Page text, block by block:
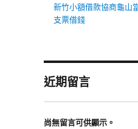
新竹小額借款協商龜山
支票借錢
近期留言
尚無留言可供顯示。